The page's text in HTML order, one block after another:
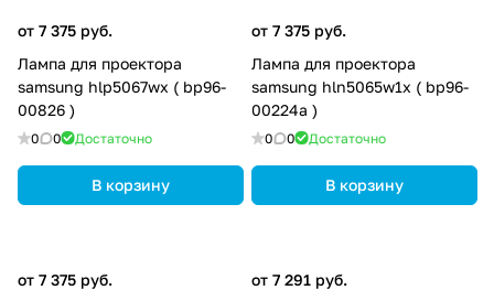
от 7 375 руб.
Лампа для проектора
samsung hlp5067wx ( bp96-
00826 )
0 0 Достаточно
В корзину
от 7 375 руб.
Лампа для проектора
samsung hln5065w1x ( bp96-
00224a )
0 0 Достаточно
В корзину
от 7 375 руб.
от 7 291 руб.